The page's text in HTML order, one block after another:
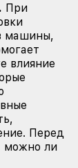
При
машины,
влияние
Перед
можно ли